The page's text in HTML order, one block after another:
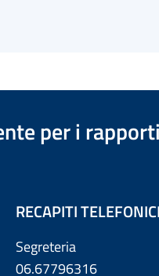
per i
RECAPITI TELEFONICI
Segreteria
06.67796316